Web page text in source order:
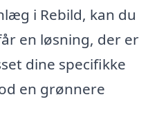
i Rebild, kan du
en løsning, der er
dine specifikke
en grønnere